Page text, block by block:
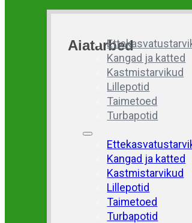
Aiatarbed
Kangad ja katted
Kastmistarvikud
Lillepotid
Taimetoed
Turbapotid
Kangad ja katted
Kastmistarvikud
Lillepotid
Taimetoed
Turbapotid